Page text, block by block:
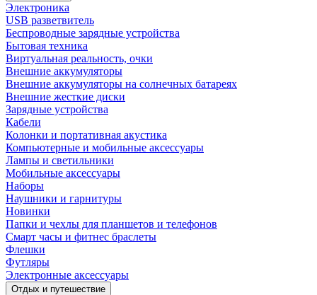
Электроника
USB разветвитель
Беспроводные зарядные устройства
Бытовая техника
Виртуальная реальность, очки
Внешние аккумуляторы
Внешние аккумуляторы на солнечных батареях
Внешние жесткие диски
Зарядные устройства
Кабели
Колонки и портативная акустика
Компьютерные и мобильные аксессуары
Лампы и светильники
Мобильные аксессуары
Наборы
Наушники и гарнитуры
Новинки
Папки и чехлы для планшетов и телефонов
Смарт часы и фитнес браслеты
Флешки
Футляры
Электронные аксессуары
Отдых и путешествие